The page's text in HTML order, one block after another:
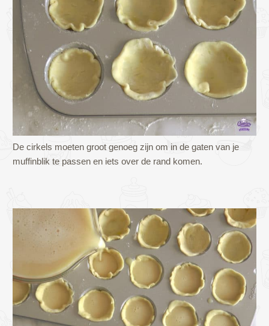
De cirkels moeten groot genoeg zijn om in de gaten van je
muffinblik te passen en iets over de rand komen.